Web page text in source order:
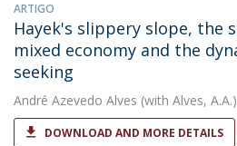
ARTIGO
Hayek's slippery slope, the
mixed economy and the
seeking
André Azevedo Alves (with Alves,
DOWNLOAD AND MORE DETAILS